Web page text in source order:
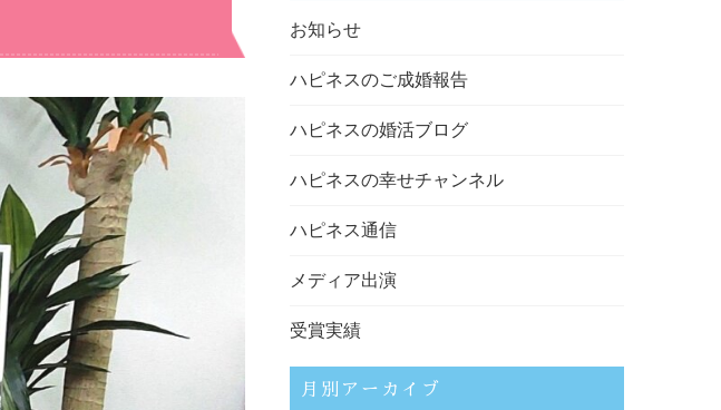
お知らせ
ハピネスのご成婚報告
ハピネスの婚活ブログ
ハピネスの幸せチャンネル
ハピネス通信
メディア出演
受賞実績
月別アーカイブ